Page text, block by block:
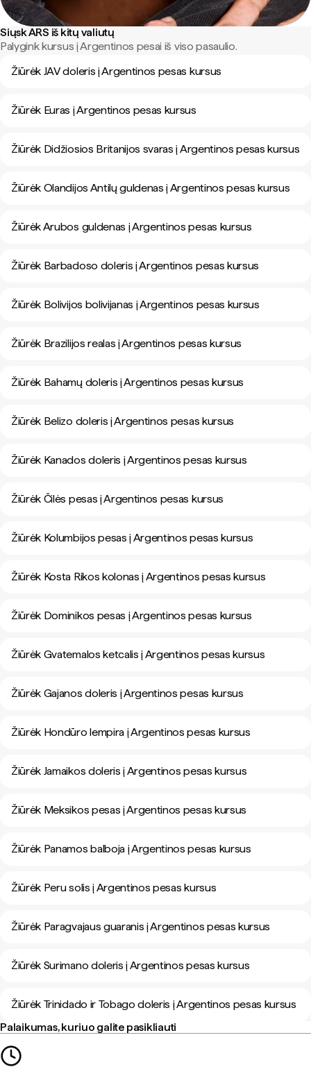
Siųsk ARS iš kitų valiutų
Palygink kursus į Argentinos pesai iš viso pasaulio.
Žiūrėk JAV doleris į Argentinos pesas kursus
Žiūrėk Euras į Argentinos pesas kursus
Žiūrėk Didžiosios Britanijos svaras į Argentinos pesas kursus
Žiūrėk Olandijos Antilų guldenas į Argentinos pesas kursus
Žiūrėk Arubos guldenas į Argentinos pesas kursus
Žiūrėk Barbadoso doleris į Argentinos pesas kursus
Žiūrėk Bolivijos bolivijanas į Argentinos pesas kursus
Žiūrėk Brazilijos realas į Argentinos pesas kursus
Žiūrėk Bahamų doleris į Argentinos pesas kursus
Žiūrėk Belizo doleris į Argentinos pesas kursus
Žiūrėk Kanados doleris į Argentinos pesas kursus
Žiūrėk Čilės pesas į Argentinos pesas kursus
Žiūrėk Kolumbijos pesas į Argentinos pesas kursus
Žiūrėk Kosta Rikos kolonas į Argentinos pesas kursus
Žiūrėk Dominikos pesas į Argentinos pesas kursus
Žiūrėk Gvatemalos ketcalis į Argentinos pesas kursus
Žiūrėk Gajanos doleris į Argentinos pesas kursus
Žiūrėk Hondūro lempira į Argentinos pesas kursus
Žiūrėk Jamaikos doleris į Argentinos pesas kursus
Žiūrėk Meksikos pesas į Argentinos pesas kursus
Žiūrėk Panamos balboja į Argentinos pesas kursus
Žiūrėk Peru solis į Argentinos pesas kursus
Žiūrėk Paragvajaus guaranis į Argentinos pesas kursus
Žiūrėk Surimano doleris į Argentinos pesas kursus
Žiūrėk Trinidado ir Tobago doleris į Argentinos pesas kursus
Palaikumas, kuriuo galite pasikliauti